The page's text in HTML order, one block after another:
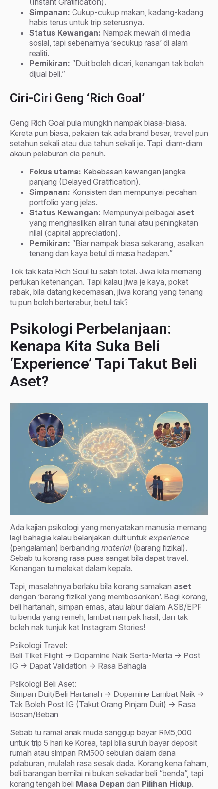
Simpanan: Cukup-cukup makan, kadang-kadang
habis terus untuk trip seterusnya.
Status Kewangan: Nampak mewah di media
sosial, tapi sebenarnya ‘secukup rasa’ di alam
realiti.
Pemikiran: “Duit boleh dicari, kenangan tak boleh
dijual beli.”
Ciri-Ciri Geng ‘Rich Goal’
Geng Rich Goal pula mungkin nampak biasa-biasa.
Kereta pun biasa, pakaian tak ada brand besar, travel pun
setahun sekali atau dua tahun sekali je. Tapi, diam-diam
akaun pelaburan dia penuh.
Fokus utama: Kebebasan kewangan jangka
panjang (Delayed Gratification).
Simpanan: Konsisten dan mempunyai pecahan
portfolio yang jelas.
Status Kewangan: Mempunyai pelbagai aset
yang menghasilkan aliran tunai atau peningkatan
nilai (capital appreciation).
Pemikiran: “Biar nampak biasa sekarang, asalkan
tenang dan kaya betul di masa hadapan.”
Tok tak kata Rich Soul tu salah total. Jiwa kita memang
perlukan ketenangan. Tapi kalau jiwa je kaya, poket
rabak, bila datang kecemasan, jiwa korang yang tenang
tu pun boleh berterabur, betul tak?
Psikologi Perbelanjaan:
Kenapa Kita Suka Beli
‘Experience’ Tapi Takut Beli
Aset?
Ada kajian psikologi yang menyatakan manusia memang
lagi bahagia kalau belanjakan duit untuk experience
(pengalaman) berbanding material (barang fizikal).
Sebab tu korang rasa puas sangat bila dapat travel.
Kenangan tu melekat dalam kepala.
Tapi, masalahnya berlaku bila korang samakan aset
dengan ‘barang fizikal yang membosankan’. Bagi korang,
beli hartanah, simpan emas, atau labur dalam ASB/EPF
tu benda yang remeh, lambat nampak hasil, dan tak
boleh nak tunjuk kat Instagram Stories!
Psikologi Travel:
Beli Tiket Flight -> Dopamine Naik Serta-Merta -> Post
IG -> Dapat Validation -> Rasa Bahagia
Psikologi Beli Aset:
Simpan Duit/Beli Hartanah -> Dopamine Lambat Naik ->
Tak Boleh Post IG (Takut Orang Pinjam Duit) -> Rasa
Bosan/Beban
Sebab tu ramai anak muda sanggup bayar RM5,000
untuk trip 5 hari ke Korea, tapi bila suruh bayar deposit
rumah atau simpan RM500 sebulan dalam dana
pelaburan, mulalah rasa sesak dada. Korang kena faham,
beli barangan bernilai ni bukan sekadar beli “benda”, tapi
korang tengah beli Masa Depan dan Pilihan Hidup.